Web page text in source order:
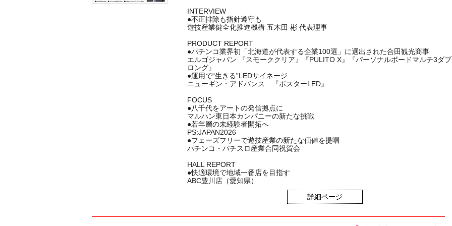
INTERVIEW
●不正排除も指針遵守も
遊技産業健全化推進機構 五木田 彬 代表理事
PRODUCT REPORT
●パチンコ業界初「北海道が代表する企業100選」に選出された合田観光商事
エルゴジャパン 『スモーククリア』『PULITO X』『パーソナルボードマルチ3ダ
ロング』
●運用で“生きる”LEDサイネージ
ニューギン・アドバンス 『ポスターLED』
FOCUS
●八千代をアートの発信拠点に
マルハン東日本カンパニーの新たな挑戦
●若年層の未経験者開拓へ
PS:JAPAN2026
●フェーズフリーで遊技産業の新たな価値を提唱
パチンコ・パチスロ産業合同祝賀会
HALL REPORT
●快適環境で地域一番店を目指す
ABC豊川店（愛知県）
詳細ページ